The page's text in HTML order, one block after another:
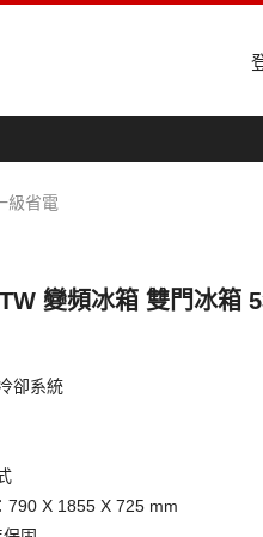
級省電
變頻冰箱 雙門冰箱
卻系統
790 X 1855 X 725 mm